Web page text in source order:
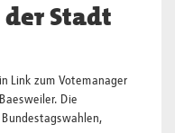
Stadt
Link zum Votemanager
Die